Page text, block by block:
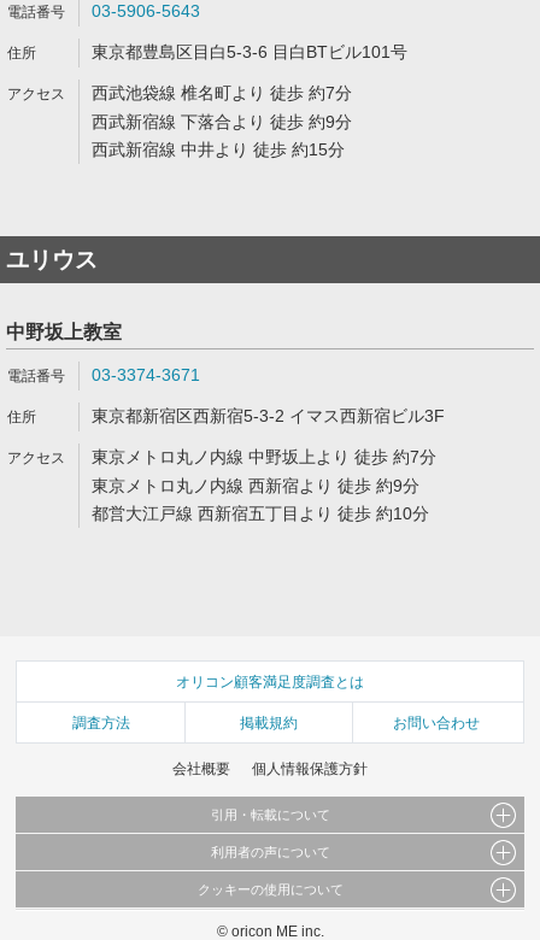
03-5906-5643
東京都豊島区目白5-3-6 目白BTビル101号
西武池袋線 椎名町より 徒歩 約7分
西武新宿線 下落合より 徒歩 約9分
西武新宿線 中井より 徒歩 約15分
ユリウス
中野坂上教室
03-3374-3671
東京都新宿区西新宿5-3-2 イマス西新宿ビル3F
東京メトロ丸ノ内線 中野坂上より 徒歩 約7分
東京メトロ丸ノ内線 西新宿より 徒歩 約9分
都営大江戸線 西新宿五丁目より 徒歩 約10分
オリコン顧客満足度調査とは
調査方法 掲載規約 お問い合わせ
会社概要 個人情報保護方針
引用・転載について
当サイトで公開されている情報（文字、写真、イラスト、画像データ等）及びこれらの配
これらの情報を権利者の許可なく無断転載・複製などの二次利用を行うことは固く禁じて
利用者の声について
当サイトに掲載している内容はすべてサービスの利用者が提出された見解・感想です。
弊社の見解・ 意見ではないことをご理解いただいた上でご覧ください。
クッキーの使用について
このサイトでは Cookie を使用して、ユーザーに合わせたコンテンツや広告の表示、ソー
© oricon ME inc.